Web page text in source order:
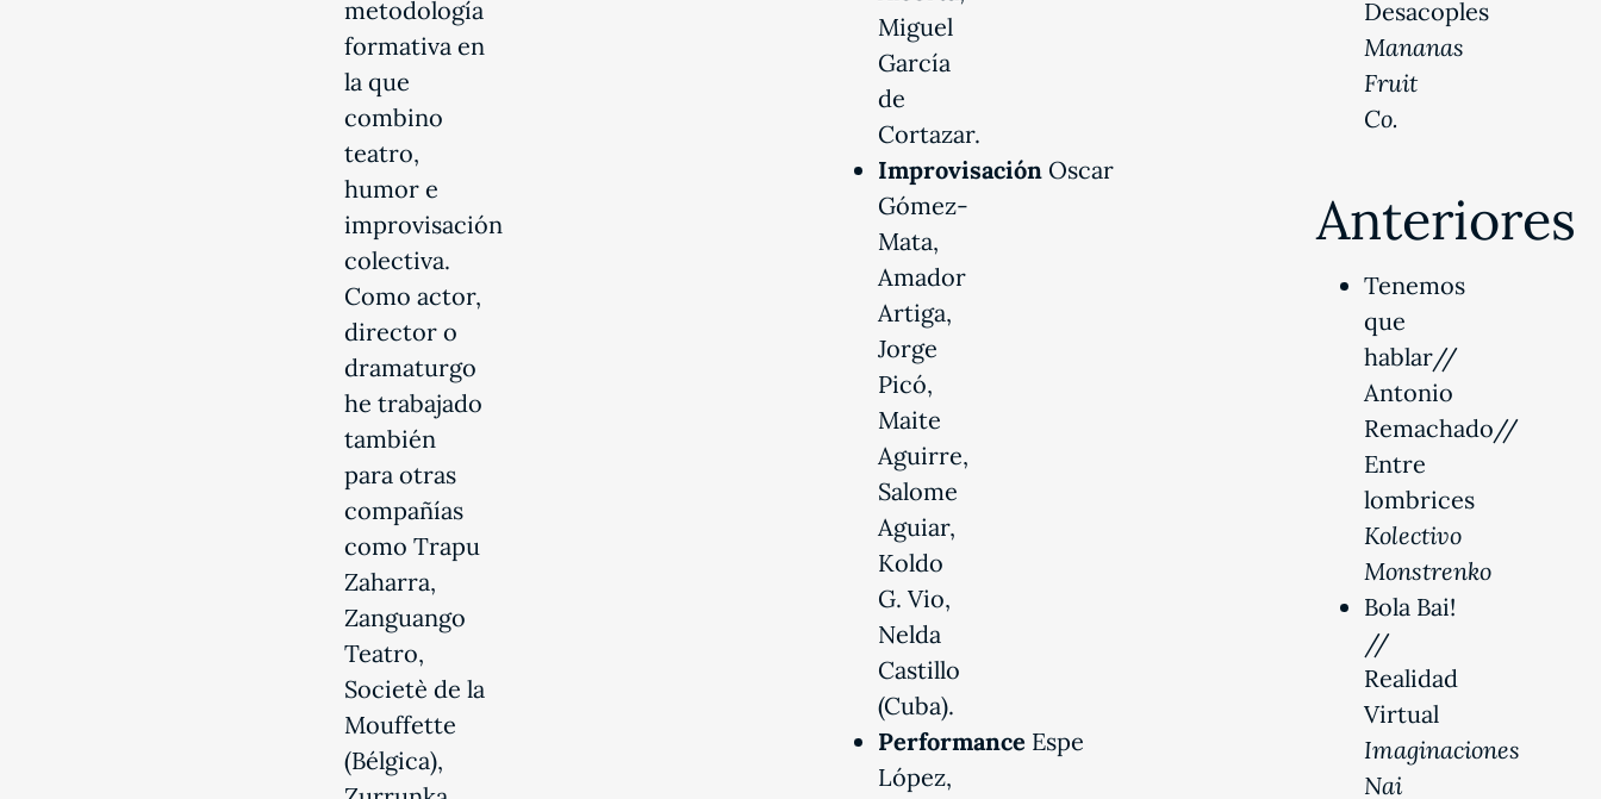
metodología
formativa en
la que
combino
teatro,
humor e
improvisación
colectiva.
Como actor,
director o
dramaturgo
he trabajado
también
para otras
compañías
como Trapu
Zaharra,
Zanguango
Teatro,
Societè de la
Mouffette
(Bélgica),
Miguel
García
de
Cortazar.
Improvisación Oscar
Gómez-
Mata,
Amador
Artiga,
Jorge
Picó,
Maite
Aguirre,
Salome
Aguiar,
Koldo
G. Vio,
Nelda
Castillo
(Cuba).
Performance Espe
López,
Desacoples
Mananas
Fruit
Co.
Anteriores
Tenemos
que
hablar//
Antonio
Remachado//
Entre
lombrices
Kolectivo
Monstrenko
Bola Bai!
//
Realidad
Virtual
Imaginaciones
Nai